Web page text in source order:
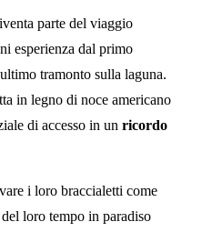
parte del viaggio
esperienza dal primo
tramonto sulla laguna.
in legno di noce americano
di accesso in un ricordo
i loro braccialetti come
loro tempo in paradiso